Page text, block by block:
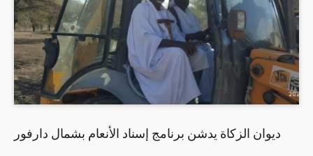
ديوان الزكاة يدشن برنامج إسناد الأنعام بشمال دارفور